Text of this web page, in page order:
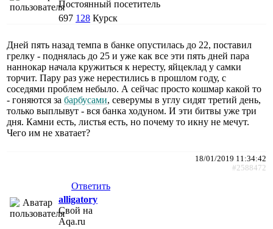
Постоянный посетитель
697 128 Курск
Дней пять назад темпа в банке опустилась до 22, поставил
грелку - поднялась до 25 и уже как все эти пять дней пара
наннокар начала кружиться к нересту, яйцеклад у самки
торчит. Пару раз уже нерестились в прошлом году, с
соседями проблем небыло. А сейчас просто кошмар какой то
- гоняются за барбусами, северумы в углу сидят третий день,
только выплывут - вся банка ходуном. И эти битвы уже три
дня. Камни есть, листья есть, но почему то икну не мечут.
Чего им не хватает?
18/01/2019 11:34:42
#2588472
Ответить
alligatory
Свой на
Aqa.ru